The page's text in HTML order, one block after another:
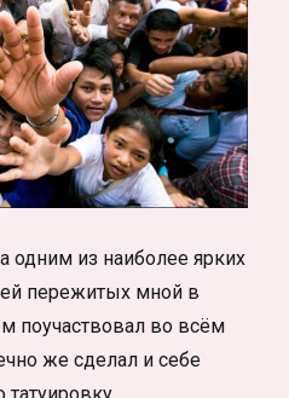
одним из наиболее ярких
пережитых мной в
поучаствовал во всём
же сделал и себе